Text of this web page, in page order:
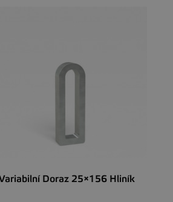
Doraz 25×156 Hliník